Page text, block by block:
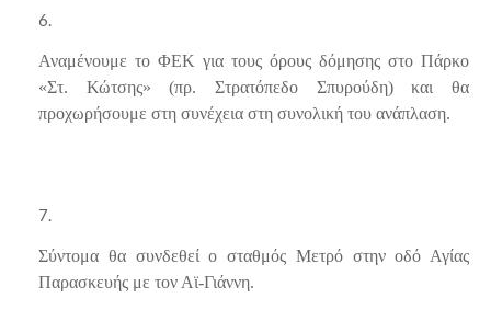
Αναμένουμε το ΦΕΚ για τους όρους δόμησης στο Πάρκο
«Στ. Κώτσης» (πρ. Στρατόπεδο Σπυρούδη) και θα
προχωρήσουμε στη συνέχεια στη συνολική του ανάπλαση.
Σύντομα θα συνδεθεί ο σταθμός Μετρό στην οδό Αγίας
Παρασκευής με τον Αϊ-Γιάννη.